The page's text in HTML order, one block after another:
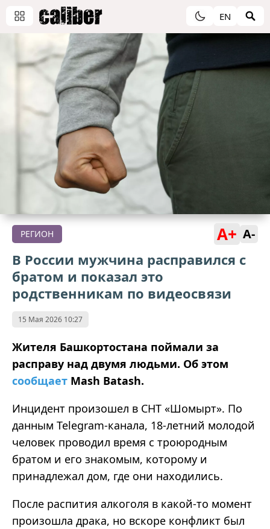
EN
РЕГИОН A+ A-
В России мужчина расправился с
братом и показал это
родственникам по видеосвязи
15 Мая 2026 10:27
Жителя Башкортостана поймали за
расправу над двумя людьми. Об этом
сообщает Mash Batash.
Инцидент произошел в СНТ «Шомырт». По
данным Telegram-канала, 18-летний молодой
человек проводил время с троюродным
братом и его знакомым, которому и
принадлежал дом, где они находились.
После распития алкоголя в какой-то момент
произошла драка, но вскоре конфликт был